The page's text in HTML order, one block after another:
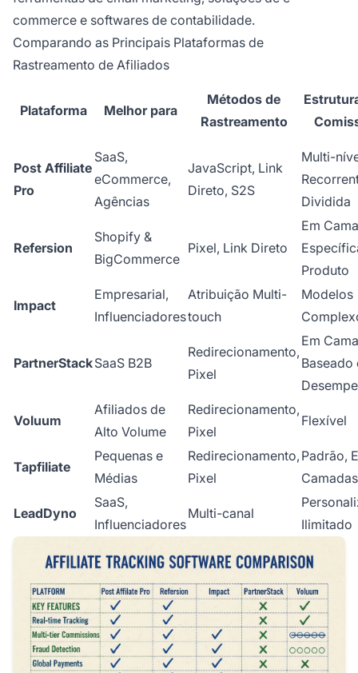
commerce e softwares de contabilidade.
Comparando as Principais Plataformas de
Rastreamento de Afiliados
Plataforma Melhor para
Métodos de
Rastreamento
Post Affiliate
Pro
SaaS,
eCommerce,
Agências
JavaScript, Link
Direto, S2S
Multi-
Dividida
Refersion
Shopify &
BigCommerce
Pixel, Link Direto
Em
Produto
Impact
Empresarial,
Influenciadores
Atribuição Multi-
touch
Modelos
PartnerStackSaaS B2B
Redirecionamento,
Pixel
Em
Baseado
Voluum
Afiliados de
Alto Volume
Redirecionamento,
Pixel
Flexível
Tapfiliate
Pequenas e
Médias
Redirecionamento,
Pixel
Padrão,
Camadas
LeadDyno
SaaS,
Influenciadores
Multi-canal
Ilimitado